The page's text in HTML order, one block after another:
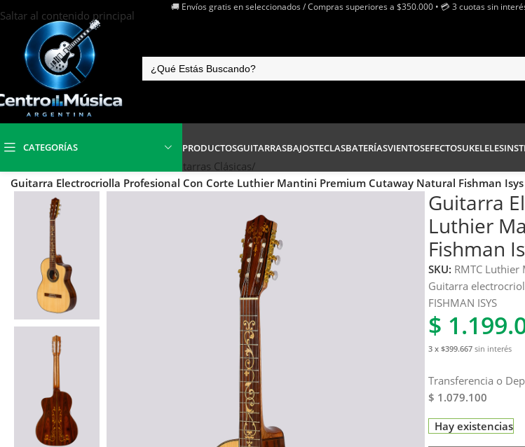
Saltar al contenido principal
🚚 Envíos gratis en seleccionados / Compras superiores a $350.000 • 💳 3 cuotas sin
CATEGORÍAS PRODUCTOSGUITARRASBAJOSTECLASBATERÍASVIENTOSEFECTOSUKELELES
Guitarras Clásicas/
Guitarra Electrocriolla Profesional Con Corte Luthier Mantini Premium Cutaway Natural Fishman
Guitarra
Luthier
Fishman
SKU: RMTC Luthier
Guitarra
FISHMAN ISYS
$
3 x $399.667 sin interés
Transferencia o
$ 1.079.100
Hay existencias